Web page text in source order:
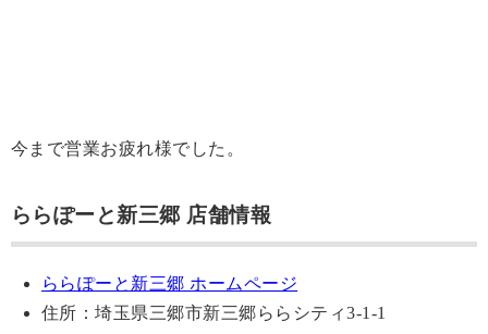
今まで営業お疲れ様でした。
ららぽーと新三郷 店舗情報
ららぽーと新三郷 ホームページ
住所：埼玉県三郷市新三郷ららシティ3-1-1